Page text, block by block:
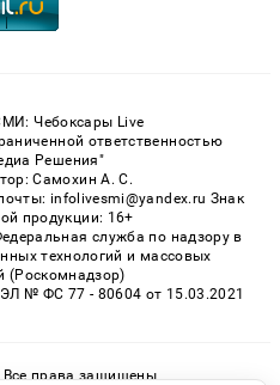
Чебоксары Live
ответственностью
Решения"
Самохин А. С.
infolivesmi@yandex.ru Знак
продукции: 16+
служба по надзору в
технологий и массовых
(Роскомнадзор)
№ ФС 77 - 80604 от 15.03.2021
Все права защищены